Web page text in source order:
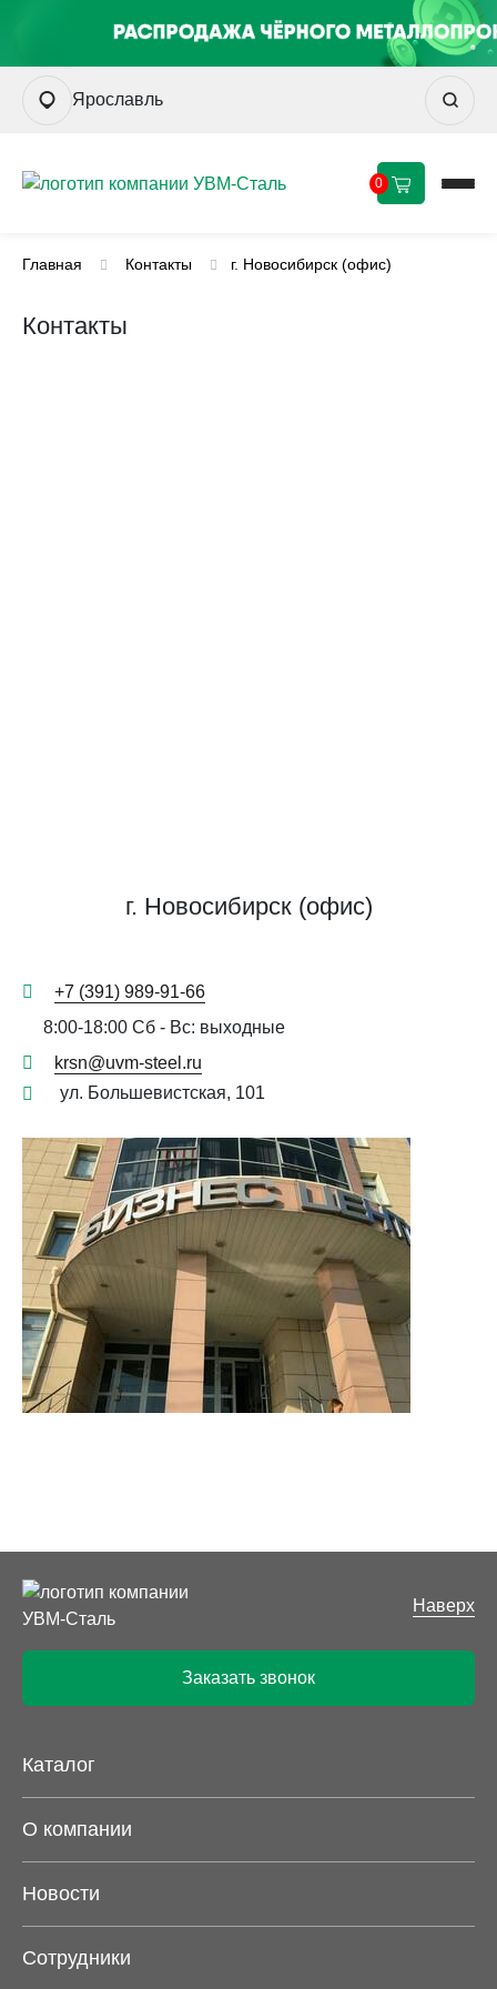
Ярославль
0
Главная Контакты г. Новосибирск (офис)
Контакты
г. Новосибирск (офис)
+7 (391) 989-91-66
8:00-18:00 Сб - Вс: выходные
krsn@uvm-steel.ru
ул. Большевистская, 101
Наверх
Заказать звонок
Каталог
О компании
Новости
Сотрудники